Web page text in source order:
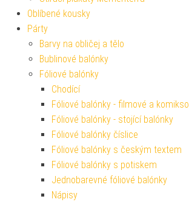
Oblíbené kousky
Párty
Barvy na obličej a tělo
Bublinové balónky
Fóliové balónky
Chodící
Fóliové balónky - filmové a
Fóliové balónky - stojící balónky
Fóliové balónky číslice
Fóliové balónky s českým textem
Fóliové balónky s potiskem
Jednobarevné fóliové balónky
Nápisy